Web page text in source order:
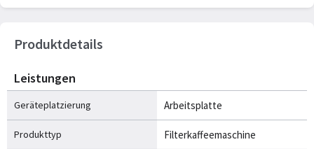
Produktdetails
Leistungen
Geräteplatzierung Arbeitsplatte
Produkttyp Filterkaffeemaschine